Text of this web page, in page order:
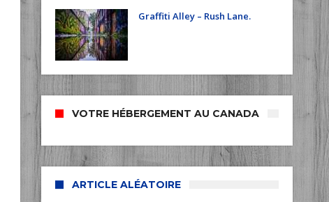
Graffiti Alley – Rush Lane.
VOTRE HÉBERGEMENT AU CANADA
ARTICLE ALÉATOIRE